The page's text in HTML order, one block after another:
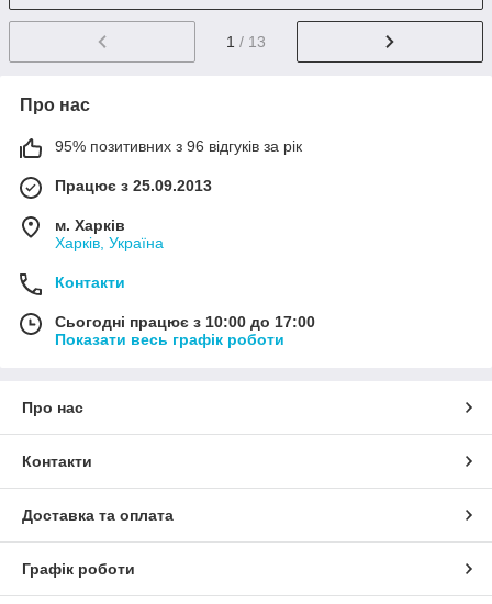
1 / 13
Про нас
95% позитивних з 96 відгуків за рік
Працює з 25.09.2013
м. Харків
Харків, Україна
Контакти
Сьогодні працює з 10:00 до 17:00
Показати весь графік роботи
Про нас
Контакти
Доставка та оплата
Графік роботи